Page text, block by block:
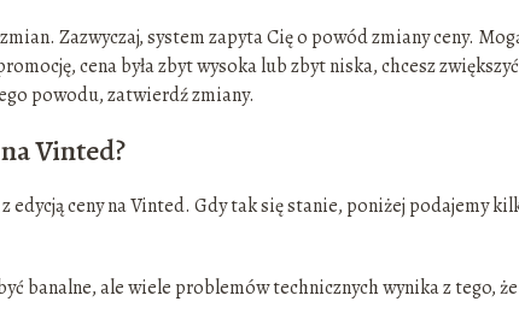
Zazwyczaj, system zapyta Cię o powód zmiany ceny.
cena była zbyt wysoka lub zbyt niska, chcesz zwiększyć
powodu, zatwierdź zmiany.
Vinted?
ceny na Vinted. Gdy tak się stanie, poniżej podajemy
banalne, ale wiele problemów technicznych wynika z tego, że